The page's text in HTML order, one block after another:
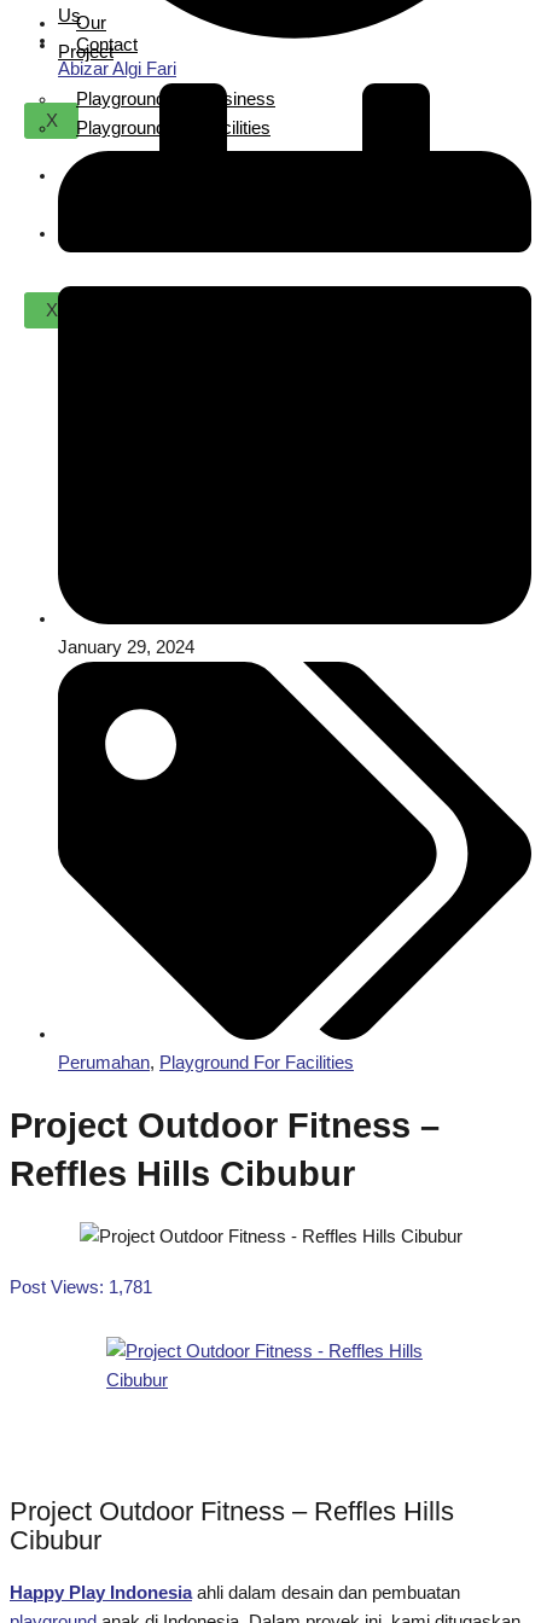
Us
Contact
X
Our
Project
Playground For Business
Playground For Facilities
Us
X
Abizar Algi Fari
January 29, 2024
Perumahan, Playground For Facilities
Project Outdoor Fitness –
Reffles Hills Cibubur
Post Views: 1,781
Project Outdoor Fitness – Reffles Hills
Cibubur
Happy Play Indonesiaahli dalam desain dan pembuatan